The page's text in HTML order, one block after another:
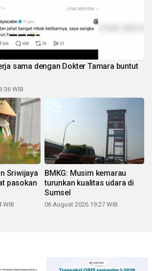
sama dengan Dokter Tamara buntut
WIB
Sriwijaya
pasokan
WIB
BMKG: Musim kemarau
turunkan kualitas udara di
Sumsel
06 August 2026 19:27 WIB